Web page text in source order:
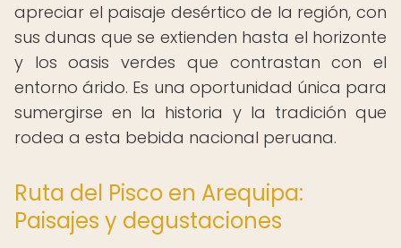
apreciar el paisaje desértico de la región, con
sus dunas que se extienden hasta el horizonte
y los oasis verdes que contrastan con el
entorno árido. Es una oportunidad única para
sumergirse en la historia y la tradición que
rodea a esta bebida nacional peruana.
Ruta del Pisco en Arequipa:
Paisajes y degustaciones